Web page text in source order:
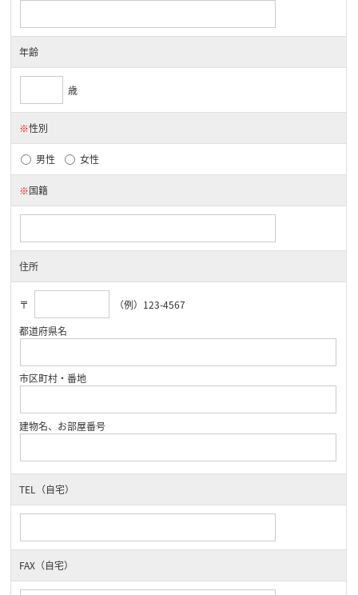
年齢
歳
※性別
男性 女性
※国籍
住所
〒
（例）123-4567
都道府県名
市区町村・番地
建物名、お部屋番号
TEL（自宅）
FAX（自宅）